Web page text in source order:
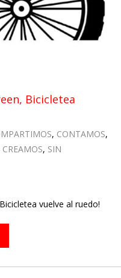
Bicicletea
, CONTAMOS,
CREAMOS, SIN
vuelve al ruedo!